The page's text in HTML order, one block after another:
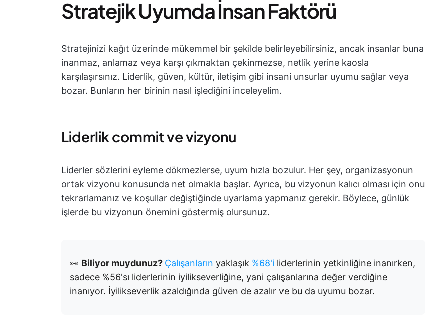
Stratejik Uyumda İnsan Faktörü
Stratejinizi kağıt üzerinde mükemmel bir şekilde belirleyebilirsiniz, ancak insanlar buna
inanmaz, anlamaz veya karşı çıkmaktan çekinmezse, netlik yerine kaosla
karşılaşırsınız. Liderlik, güven, kültür, iletişim gibi insani unsurlar uyumu sağlar veya
bozar. Bunların her birinin nasıl işlediğini inceleyelim.
Liderlik commit ve vizyonu
Liderler sözlerini eyleme dökmezlerse, uyum hızla bozulur. Her şey, organizasyonun
ortak vizyonu konusunda net olmakla başlar. Ayrıca, bu vizyonun kalıcı olması için onu
tekrarlamanız ve koşullar değiştiğinde uyarlama yapmanız gerekir. Böylece, günlük
işlerde bu vizyonun önemini göstermiş olursunuz.
👀 Biliyor muydunuz? Çalışanların yaklaşık %68'i liderlerinin yetkinliğine inanırken,
sadece %56'sı liderlerinin iyilikseverliğine, yani çalışanlarına değer verdiğine
inanıyor. İyilikseverlik azaldığında güven de azalır ve bu da uyumu bozar.